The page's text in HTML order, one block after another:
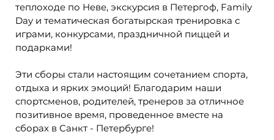
теплоходе по Неве, экскурсия в Петергоф, Family
Day и тематическая богатырская тренировка с
играми, конкурсами, праздничной пиццей и
подарками!
Эти сборы стали настоящим сочетанием спорта,
отдыха и ярких эмоций! Благодарим наши
спортсменов, родителей, тренеров за отличное
позитивное время, проведенное вместе на
сборах в Санкт - Петербурге!